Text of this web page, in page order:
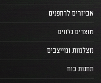
אביזרים לרחפנים
מוצרים נלווים
מצלמות ומייצבים
תחנות כוח